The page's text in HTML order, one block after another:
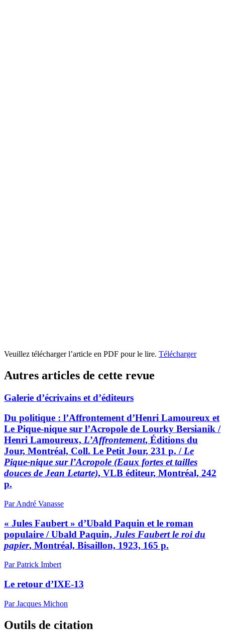
Veuillez télécharger l’article en PDF pour le lire. Télécharger
Autres articles de cette revue
Galerie d’écrivains et d’éditeurs
Du politique : l’Affrontement d’Henri Lamoureux et
Le Pique-nique sur l’Acropole de Lourky Bersianik /
Henri Lamoureux, L’Affrontement, Éditions du
Jour, Montréal, Coll. Le Petit Jour, 231 p. /Le
Pique-nique sur l’Acropole (Eaux fortes et tailles
douces de Jean Letarte), VLB éditeur, Montréal, 242
p.
Par André Vanasse
« Jules Faubert » d’Ubald Paquin et le roman
populaire / Ubald Paquin, Jules Faubert le roi du
papier, Montréal, Bisaillon, 1923, 165 p.
Par Patrick Imbert
Le retour d’IXE-13
Par Jacques Michon
Outils de citation